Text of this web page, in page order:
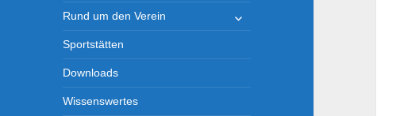
Rund um den Verein
öffnen
Sportstätten
Downloads
Wissenswertes